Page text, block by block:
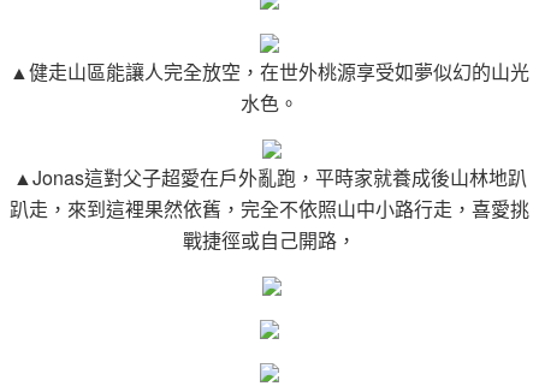
▲健走山區能讓人完全放空，在世外桃源享受如夢似幻的山光
水色。
▲Jonas這對父子超愛在戶外亂跑，平時家就養成後山林地趴
趴走，來到這裡果然依舊，完全不依照山中小路行走，喜愛挑
戰捷徑或自己開路，